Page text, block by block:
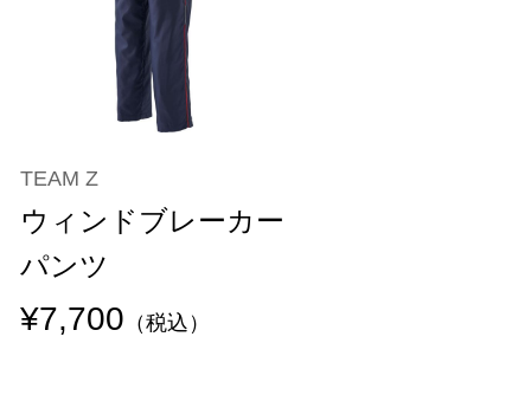
TEAM Z
ウィンドブレーカー
パンツ
¥7,700 （税込）